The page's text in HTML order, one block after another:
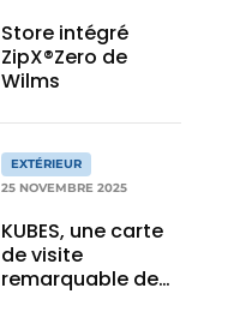
Store intégré
ZipX®Zero de
Wilms
EXTÉRIEUR
25 NOVEMBRE 2025
KUBES, une carte
de visite
remarquable de